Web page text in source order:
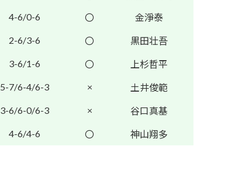
4-6/0-6 〇 金淨泰
2-6/3-6 〇 黒田壮吾
3-6/1-6 〇 上杉哲平
5-7/6-4/6-3 × 土井俊範
3-6/6-0/6-3 × 谷口真基
4-6/4-6 〇 神山翔多